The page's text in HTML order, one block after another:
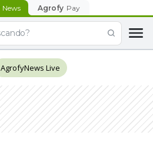
News Agrofy Pay
AgrofyNews Live